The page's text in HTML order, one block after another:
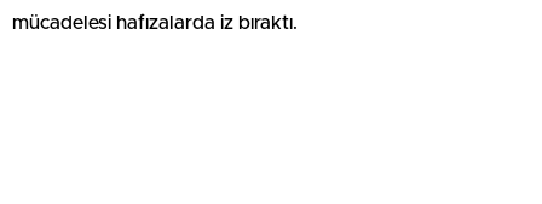
mücadelesi hafızalarda iz bıraktı.